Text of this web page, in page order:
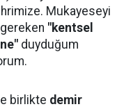
Mukayeseyi
gereken "kentsel
duyduğum
birlikte demir